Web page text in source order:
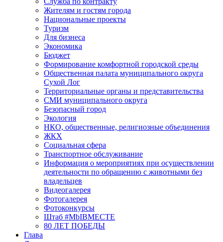
Жителям и гостям города
Национальные проекты
Туризм
Для бизнеса
Экономика
Бюджет
Формирование комфортной городской среды
Общественная палата муниципального округа
Сухой Лог
Территориальные органы и представительства
СМИ муниципального округа
Безопасный город
Экология
НКО, общественные, религиозные объединения
ЖКХ
Социальная сфера
Транспортное обслуживание
Информация о мероприятиях при осуществлении
деятельности по обращению с животными без
владельцев
Видеогалерея
Фотогалерея
Фотоконкурсы
Штаб #MbIBMECTE
80 ЛЕТ ПОБЕДЫ
Глава